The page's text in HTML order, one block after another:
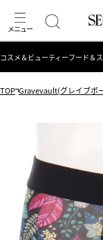
コスメ＆ビューティーフード＆
TOP Gravevault(グレイブボ